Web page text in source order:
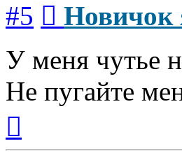
#5 Новичок
У меня чутье
Не пугайте
началу